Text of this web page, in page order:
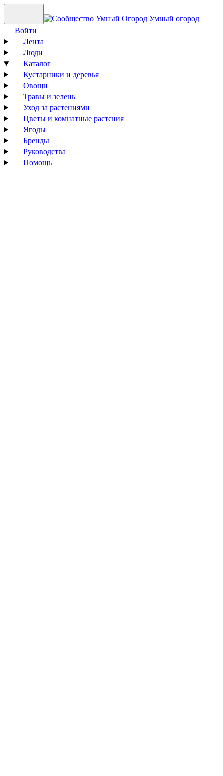
Умный огород
Войти
Лента
Люди
Каталог
Кустарники и деревья
Овощи
Травы и зелень
Уход за растениями
Цветы и комнатные растения
Ягоды
Бренды
Руководства
Помощь